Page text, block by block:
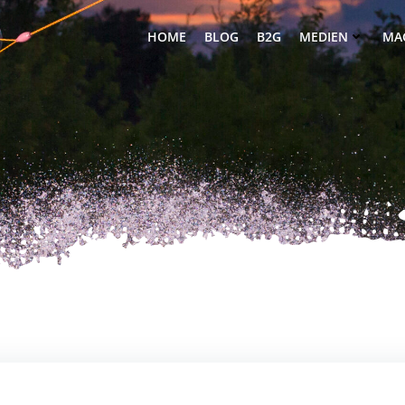
HOME BLOG B2G MEDIEN